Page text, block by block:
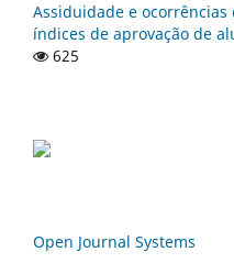
Assiduidade e
índices de aprovação de
625
Open Journal Systems